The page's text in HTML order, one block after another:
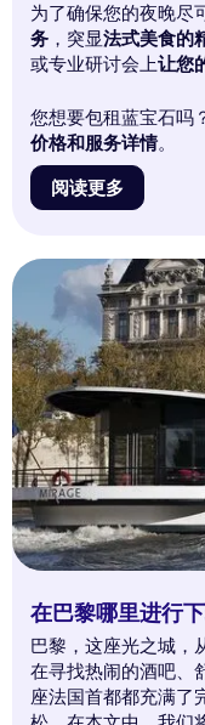
为了确保您的夜晚尽
务 ，突显法式美食的
或专业研讨会上让您
您想要包租蓝宝石吗
价格和服务详情。
阅读更多
在巴黎哪里进行
巴黎，这座光之城，
在寻找热闹的酒吧、
座法国首都都充满了